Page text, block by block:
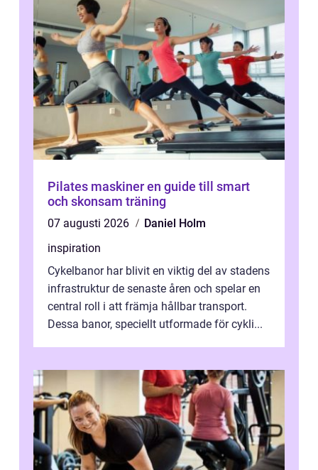
Pilates maskiner en guide till smart
och skonsam träning
07 augusti 2026
Daniel Holm
inspiration
Cykelbanor har blivit en viktig del av stadens
infrastruktur de senaste åren och spelar en
central roll i att främja hållbar transport.
Dessa banor, speciellt utformade för cykli...